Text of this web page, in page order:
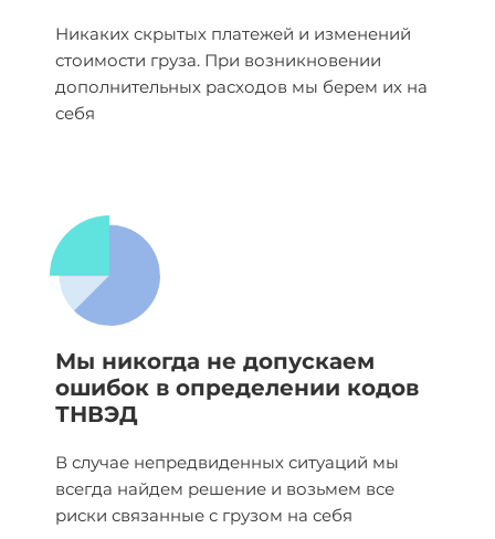
Никаких скрытых платежей и изменений
стоимости груза. При возникновении
дополнительных расходов мы берем их на
себя
Мы никогда не допускаем
ошибок в определении кодов
ТНВЭД
В случае непредвиденных ситуаций мы
всегда найдем решение и возьмем все
риски связанные с грузом на себя